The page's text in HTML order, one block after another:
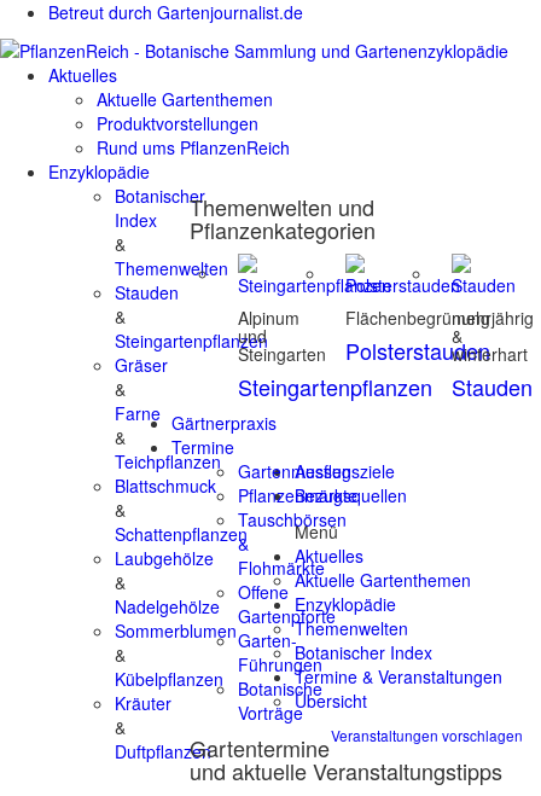
Betreut durch Gartenjournalist.de
Aktuelles
Aktuelle Gartenthemen
Produktvorstellungen
Rund ums PflanzenReich
Enzyklopädie
Botanischer
Index
&
Themenwelten
Stauden
&
Steingartenpflanzen
Gräser
&
Farne
&
Teichpflanzen
Blattschmuck
&
Schattenpflanzen
Laubgehölze
&
Nadelgehölze
Sommerblumen
&
Kübelpflanzen
Kräuter
&
Duftpflanzen
Themenwelten und
Pflanzenkategorien
Alpinum
und
Steingarten
Steingartenpflanzen
Flächenbegrünung
Polsterstauden
mehrjährig
&
winterhart
Stauden
Gärtnerpraxis
Termine
Gartenmessen
Pflanzenmärkte
Tauschbörsen
&
Flohmärkte
Offene
Gartenpforte
Garten-
Führungen
Botanische
Vorträge
Veranstaltungen vorschlagen
Gartentermine
und aktuelle Veranstaltungstipps
Ausflugsziele
Bezugsquellen
Menü
Aktuelles
Aktuelle Gartenthemen
Enzyklopädie
Themenwelten
Botanischer Index
Termine & Veranstaltungen
Übersicht